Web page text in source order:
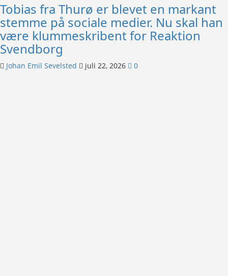
Tobias fra Thurø er blevet en markant
stemme på sociale medier. Nu skal han
være klummeskribent for Reaktion
Svendborg
Johan Emil Sevelsted juli 22, 2026 0